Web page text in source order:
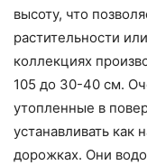
высоту, что
растительности
коллекциях
105 до 30-40 см.
утопленные в
устанавливать
дорожках. Они